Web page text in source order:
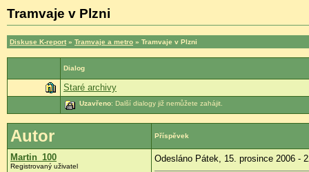
Tramvaje v Plzni
Diskuse K-report » Tramvaje a metro » Tramvaje v Plzni
Dialog
Staré archivy
Uzavřeno: Další dialogy již nemůžete zahájit.
Autor Příspěvek
Martin_100
Registrovaný uživatel
Odesláno Pátek, 15. prosince 2006 -